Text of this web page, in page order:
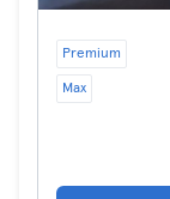
Premium
Max